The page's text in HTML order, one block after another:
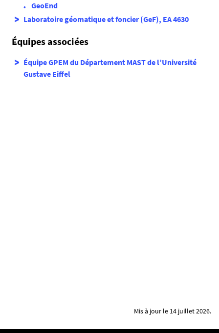
GeoEnd
Laboratoire géomatique et foncier (GeF), EA 4630
Équipes associées
Équipe GPEM du Département MAST de l’Université
Gustave Eiffel
Mis à jour le 14 juillet 2026.